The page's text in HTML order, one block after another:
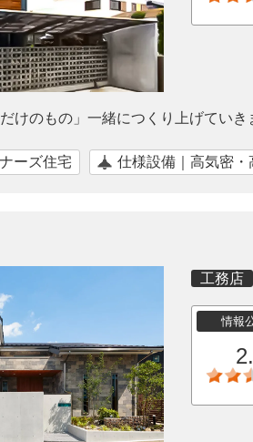
けのもの」一緒につくり上げていき
ーズ住宅 仕様設備｜高気密・
工務店
情報